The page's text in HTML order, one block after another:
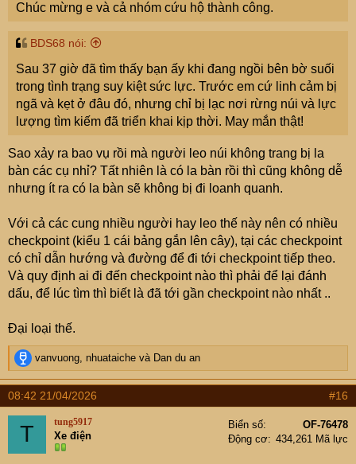
Chúc mừng e và cả nhóm cứu hộ thành công.
BDS68 nói:
Sau 37 giờ đã tìm thấy bạn ấy khi đang ngồi bên bờ suối
trong tình trạng suy kiệt sức lực. Trước em cứ linh cảm bị
ngã và kẹt ở đâu đó, nhưng chỉ bị lạc nơi rừng núi và lực
lượng tìm kiếm đã triển khai kịp thời. May mắn thật!
Sao xảy ra bao vụ rồi mà người leo núi không trang bị la
bàn các cụ nhỉ? Tất nhiên là có la bàn rồi thì cũng không dễ
nhưng ít ra có la bàn sẽ không bị đi loanh quanh.
Với cả các cung nhiều người hay leo thế này nên có nhiều
checkpoint (kiểu 1 cái bảng gắn lên cây), tại các checkpoint
có chỉ dẫn hướng và đường để đi tới checkpoint tiếp theo.
Và quy định ai đi đến checkpoint nào thì phải để lại đánh
dấu, để lúc tìm thì biết là đã tới gần checkpoint nào nhất ..
Đại loại thế.
R
e
a
c
t
n
vanvuong nhuataiche và Dan du an
08:42 21/04/2026 #16
T tung5917
Xe điện
Biển số
OF-76478
Động cơ
434,261 Mã lực